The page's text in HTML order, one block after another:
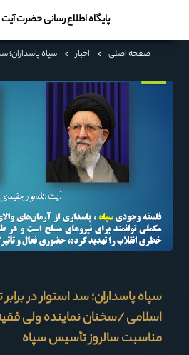
پایگاه اطلاع رسانی حضرت
صفحه اصلی > اخبار >
سپاه پاسداران؛ سد استوار در
اسلامی /سخنان نماینده ولی
مناسبت سالروز تأسیس سپاه